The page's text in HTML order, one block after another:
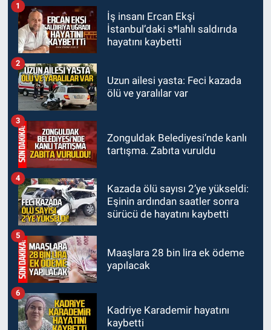
GÜNDEM
19:12TMO kabuklu fındık alım
fiyatlarını açıkladı
18:52 Zonguldak'ta pitbul
18:44Zonguldak'ta araç yayaya
İş insanı Ercan Ekşi
İstanbul’daki s*lahlı saldırıda
hayatını kaybetti
1
Uzun ailesi yasta: Feci kazada
ölü ve yaralılar var
2
Zonguldak Belediyesi’nde kanlı
tartışma. Zabıta vuruldu
3
Kazada ölü sayısı 2’ye yükseldi:
Eşinin ardından saatler sonra
sürücü de hayatını kaybetti
4
Maaşlara 28 bin lira ek ödeme
yapılacak
5
Kadriye Karademir hayatını
kaybetti
6